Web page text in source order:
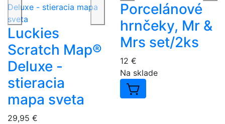
Luckies
Scratch Map®
Deluxe -
stieracia
mapa sveta
29,95 €
Porcelánové
hrnčeky, Mr &
Mrs set/2ks
12 €
Na sklade